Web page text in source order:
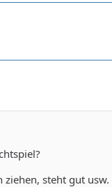
steht gut